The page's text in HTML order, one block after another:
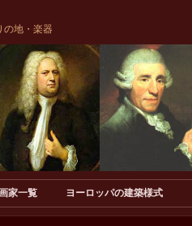
の地・楽器
家一覧 ヨーロッパの建築様式